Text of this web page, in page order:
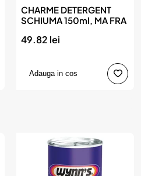
CHARME DETERGENT
SCHIUMA 150ml, MA FRA
49.82 lei
Adauga in cos